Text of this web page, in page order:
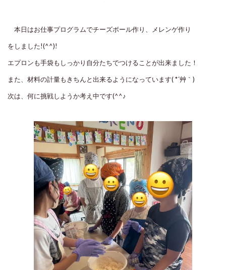
本日はお仕事プログラムでチーズボール作り、メレンゲ作り
をしました!(^^)!
エプロンも手袋もしっかり自分たちでつけることが出来ました！
また、材料の計量もきちんと出来るようになっています( *´艸｀)
次は、何に挑戦しようか考え中です(^^♪